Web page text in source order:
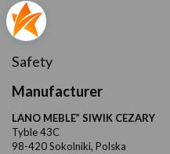
Safety
Manufacturer
LANO MEBLE” SIWIK CEZARY
Tyble 43C
98-420 Sokolniki, Polska